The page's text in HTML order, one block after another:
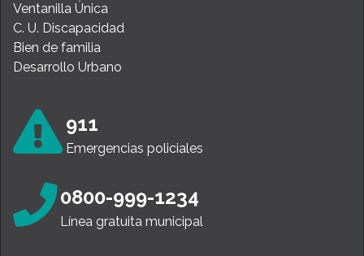
Ventanilla Única
C. U. Discapacidad
Bien de familia
Desarrollo Urbano
911
Emergencias policiales
0800-999-1234
Línea gratuita municipal